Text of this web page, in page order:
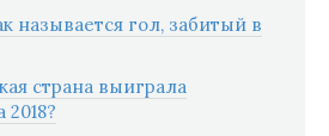
называется гол, забитый в
страна выиграла